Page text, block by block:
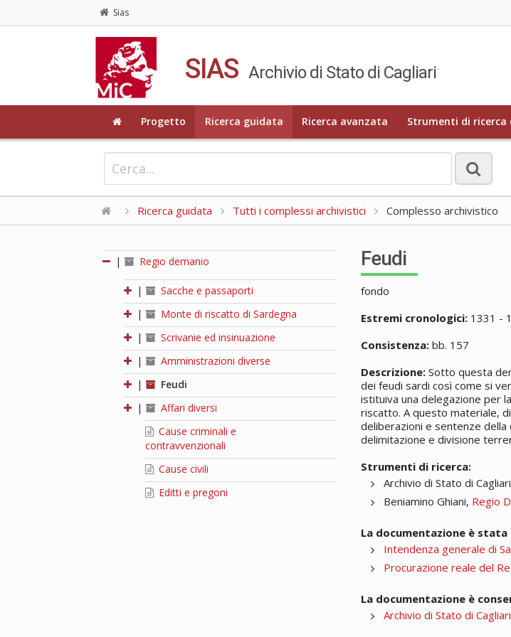
Sias
SIAS Archivio di Stato di Cagliari
Progetto Ricerca guidata Ricerca avanzata Strumenti di ricerca
Ricerca guidata Tutti i complessi archivistici Complesso archivistico
| Regio demanio
|
Sacche e passaporti
|
Monte di riscatto di Sardegna
|
Scrivanie ed insinuazione
|
Amministrazioni diverse
|
Feudi
|
Affari diversi
Cause criminali e
contravvenzionali
Cause civili
Editti e pregoni
Feudi
fondo
Estremi cronologici: 1331 -
Consistenza: bb. 157
Descrizione: Sotto questa
dei feudi sardi così come si
istituiva una delegazione per
riscatto. A questo materiale,
deliberazioni e sentenze
delimitazione e divisione
Strumenti di ricerca:
Archivio di Stato di
Beniamino Ghiani, Regio
La documentazione è
Intendenza generale di
Procurazione reale del
La documentazione è
Archivio di Stato di Cagliari